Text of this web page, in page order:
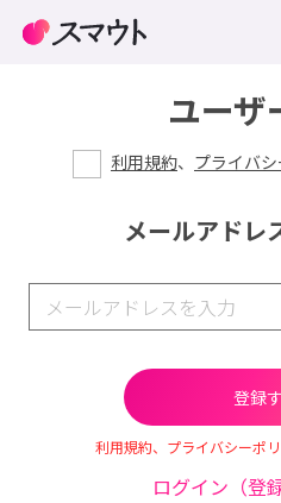
ユーザ
利用規約、 プライバ
メールアドレ
利用規約、プライバシーポ
ログイン（登